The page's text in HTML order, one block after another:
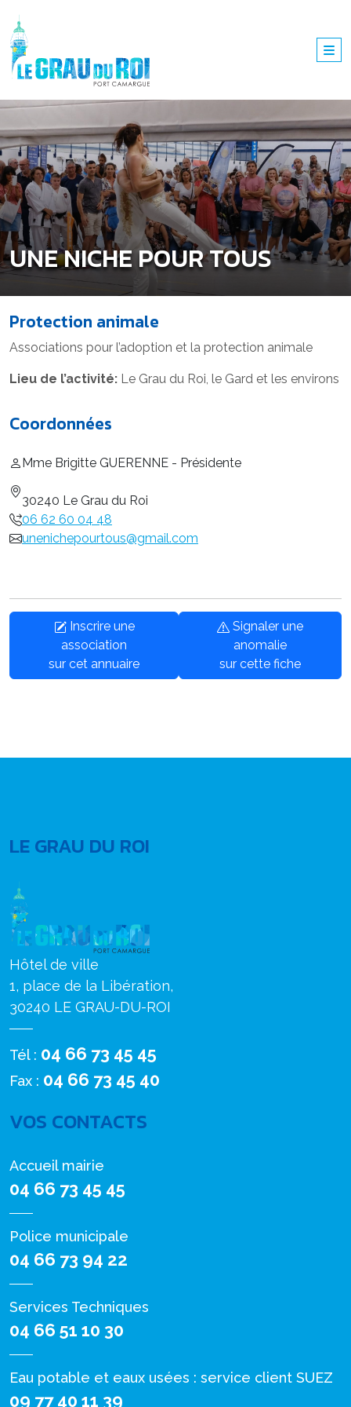
UNE NICHE POUR TOUS
Protection animale
Associations pour l’adoption et la protection animale
Lieu de l’activité: Le Grau du Roi, le Gard et les environs
Coordonnées
Mme Brigitte GUERENNE - Présidente
30240 Le Grau du Roi
06 62 60 04 48
unenichepourtous@gmail.com
Inscrire une
association
sur cet annuaire
Signaler une
anomalie
sur cette fiche
LE GRAU DU ROI
Hôtel de ville
1, place de la Libération,
30240 LE GRAU-DU-ROI
Tél : 04 66 73 45 45
Fax : 04 66 73 45 40
VOS CONTACTS
Accueil mairie
04 66 73 45 45
Police municipale
04 66 73 94 22
Services Techniques
04 66 51 10 30
Eau potable et eaux usées : service client SUEZ
09 77 40 11 39